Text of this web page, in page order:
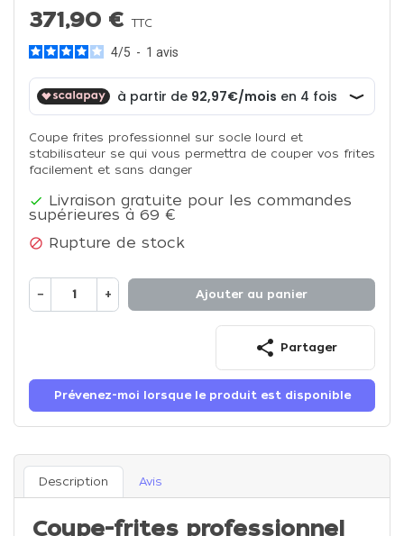
371,90 €TTC
4/5 - 1 avis
Coupe frites professionnel sur socle lourd et
stabilisateur se qui vous permettra de couper vos frites
facilement et sans danger
 Livraison gratuite pour les commandes
supérieures à 69 €
 Rupture de stock
− + Ajouter au panier
share Partager
Prévenez-moi lorsque le produit est disponible
Description Avis
Coupe-frites professionnel